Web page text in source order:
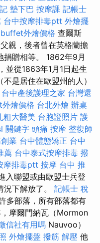
墊下巴 按摩課 記帳士
台中按摩排毒ptt 外燴擺
buffet外燴價格 查爾斯
親，後者曾在英格蘭擔
捐贈相等。 1862年9月
並從1863年1月1日起生
是居住在歐盟州的人）
台中產後護理之家 台灣還
燴價格 台北外燴 辦桌
粗大醫美 台胞證照片 護
關鍵字 頭痛 按摩 整復師
業 台中體態矯正 台中
薦 台中泰式按摩排毒 撥
摩排毒ptt 按摩 台中 推
入聯盟或由歐盟士兵登
下解放了。 記帳士 稅
多部落，所有部落都有
摩爾門納瓦（Mormon
信社有用嗎 Nauvoo）
外燴擺盤 撥筋 解壓 他